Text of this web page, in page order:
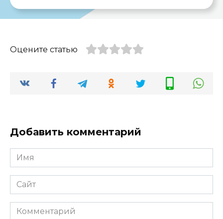
Оцените статью
Добавить комментарий
Имя
*
Сайт
Комментарий